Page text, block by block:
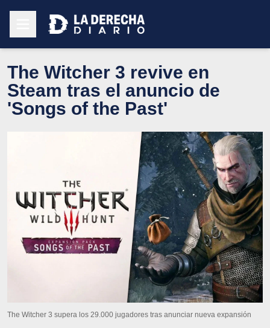
The Witcher 3 revive en
Steam tras el anuncio de
'Songs of the Past'
The Witcher 3 supera los 29.000 jugadores tras anunciar nueva expansión